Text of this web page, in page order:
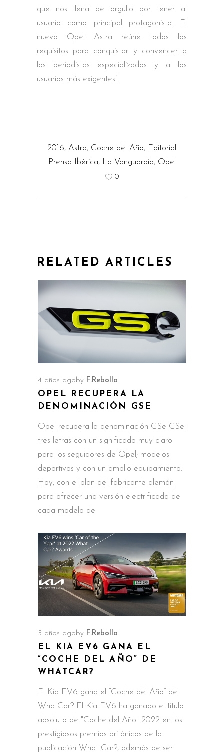
que nos llena de orgullo por tener al
usuario como principal protagonista. El
nuevo Opel Astra reúne todos los
requisitos para conquistar y convencer a
los periodistas especializados y a los
usuarios más exigentes”.
2016, Astra, Coche del Año, Editorial
Prensa Ibérica, La Vanguardia, Opel
0
RELATED ARTICLES
4 años agoby F.Rebollo
OPEL RECUPERA LA
DENOMINACIÓN GSE
Opel recupera la denominación GSe GSe:
tres letras con un significado muy claro
para los seguidores de Opel; modelos
deportivos y con un amplio equipamiento.
Hoy, con el plan del fabricante alemán
para ofrecer una versión electrificada de
cada modelo de
5 años ago by F.Rebollo
EL KIA EV6 GANA EL
“COCHE DEL AÑO” DE
WHATCAR?
El Kia EV6 gana el “Coche del Año” de
WhatCar? El Kia EV6 ha ganado el titulo
absoluto de "Coche del Año" 2022 en los
prestigiosos premios británicos de la
publicación What Car?, además de ser